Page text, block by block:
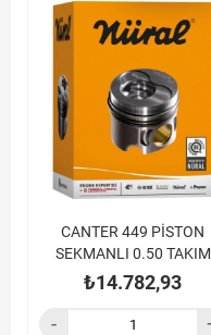
CANTER 449 PİSTON
SEKMANLI 0.50 TAKIM
₺14.782,93